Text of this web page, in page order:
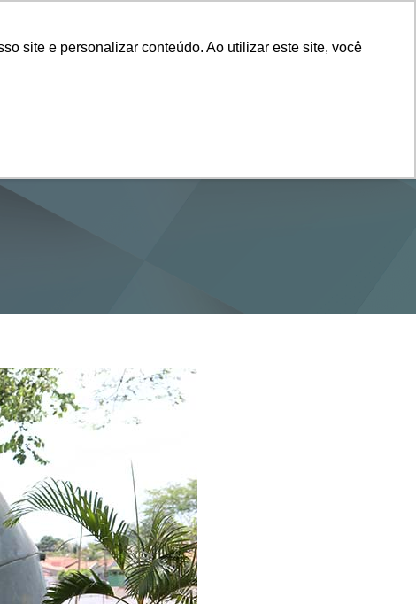
site e personalizar conteúdo. Ao utilizar este site, você